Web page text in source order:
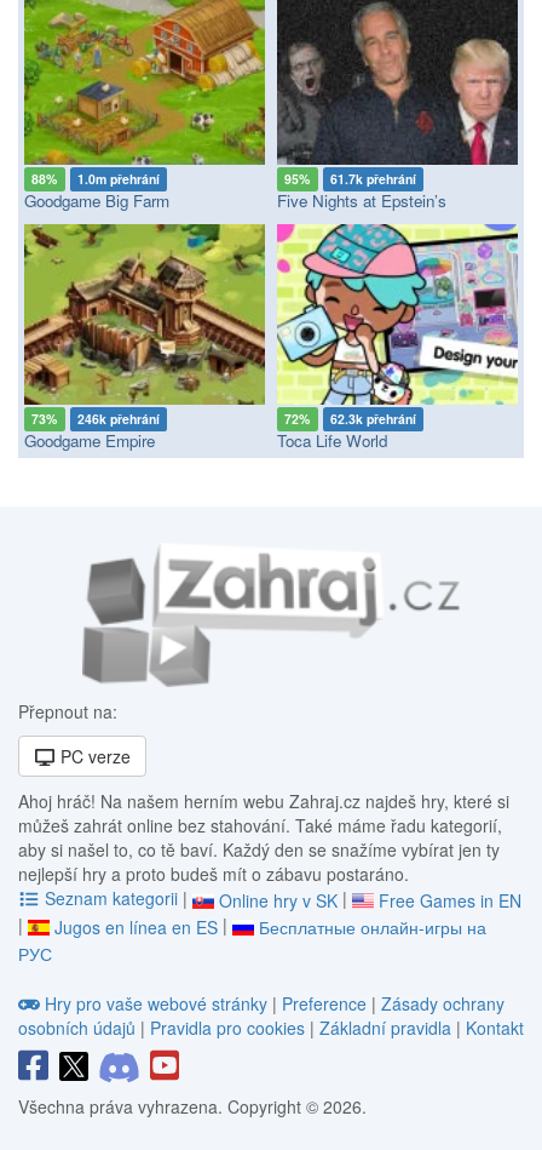
88% 1.0m přehrání
Goodgame Big Farm
95% 61.7k přehrání
Five Nights at Epstein’s
73% 246k přehrání
Goodgame Empire
72% 62.3k přehrání
Toca Life World
Přepnout na:
PC verze
Ahoj hráč! Na našem herním webu Zahraj.cz najdeš hry, které si
můžeš zahrát online bez stahování. Také máme řadu kategorií,
aby si našel to, co tě baví. Každý den se snažíme vybírat jen ty
nejlepší hry a proto budeš mít o zábavu postaráno.
Seznam kategorii | Online hry v SK |
Free Games in EN
|
Jugos en línea en ES |
Бесплатные онлайн-игры на
РУС
Hry pro vaše webové stránky | Preference | Zásady ochrany
osobních údajů | Pravidla pro cookies | Základní pravidla | Kontakt
Všechna práva vyhrazena. Copyright © 2026.